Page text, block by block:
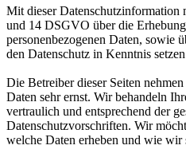
Mit dieser Datenschutzinformation
und 14 DSGVO über die
personenbezogenen Daten, sowie
den Datenschutz in Kenntnis
Die Betreiber dieser Seiten
Daten sehr ernst. Wir behandeln
vertraulich und entsprechend der
Datenschutzvorschriften. Wir
welche Daten erheben und wie wir